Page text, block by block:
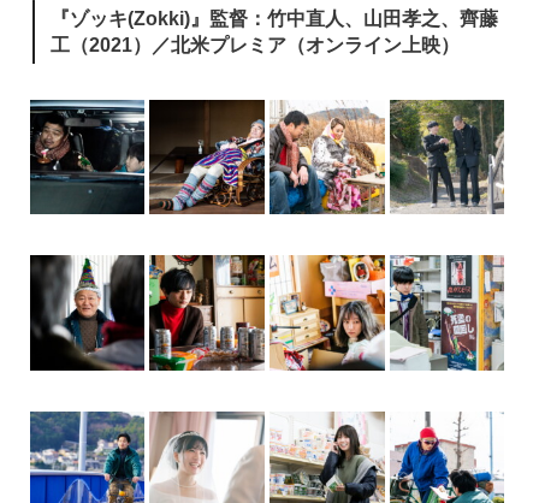
『ゾッキ(Zokki)』監督：竹中直人、山田孝之、齊藤
工（2021）／北米プレミア（オンライン上映）